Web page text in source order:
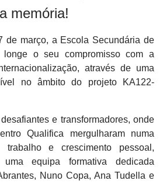
memória!
de março, a Escola Secundária de
longe o seu compromisso com a
através de uma
no âmbito do projeto KA122-
e transformadores, onde
Qualifica mergulharam numa
e crescimento pessoal,
uma equipa formativa dedicada
Nuno Copa, Ana Tudella e